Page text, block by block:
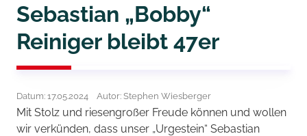
Sebastian „Bobby“
Reiniger bleibt 47er
Datum: 17.05.2024 Autor: Stephen Wiesberger
Mit Stolz und riesengroßer Freude können und wollen
wir verkünden, dass unser „Urgestein“ Sebastian